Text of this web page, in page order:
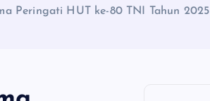
Peringati HUT ke-80 TNI Tahun 2025